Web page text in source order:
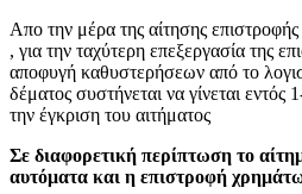
Απο την μέρα της αίτησης
, για την ταχύτερη επεξεργασία της
αποφυγή καθυστερήσεων από το
δέματος συστήνεται να γίνεται
την έγκριση του αιτήματος
Σε διαφορετική περίπτωση το
αυτόματα και η επιστροφή